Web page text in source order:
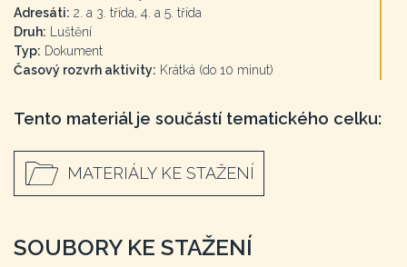
Adresáti: 2. a 3. třída, 4. a 5. třída
Druh: Luštění
Typ: Dokument
Časový rozvrh aktivity: Krátká (do 10 minut)
Tento materiál je součástí tematického celku:
MATERIÁLY KE STAŽENÍ
SOUBORY KE STAŽENÍ